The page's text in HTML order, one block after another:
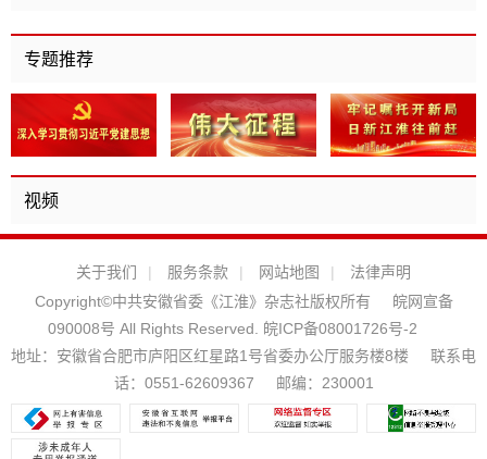
专题推荐
视频
关于我们 | 服务条款 | 网站地图 |
法律声明
Copyright©中共安徽省委《江淮》杂志社版权所有
皖网宣备
090008号 All Rights Reserved.
皖ICP备08001726号-2
地址：安徽省合肥市庐阳区红星路1号省委办公厅服务楼8楼
联系电
话：0551-62609367
邮编：230001